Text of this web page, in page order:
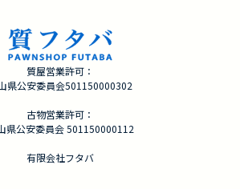
質屋営業許可：
県公安委員会501150000302
古物営業許可：
県公安委員会 501150000112
有限会社フタバ